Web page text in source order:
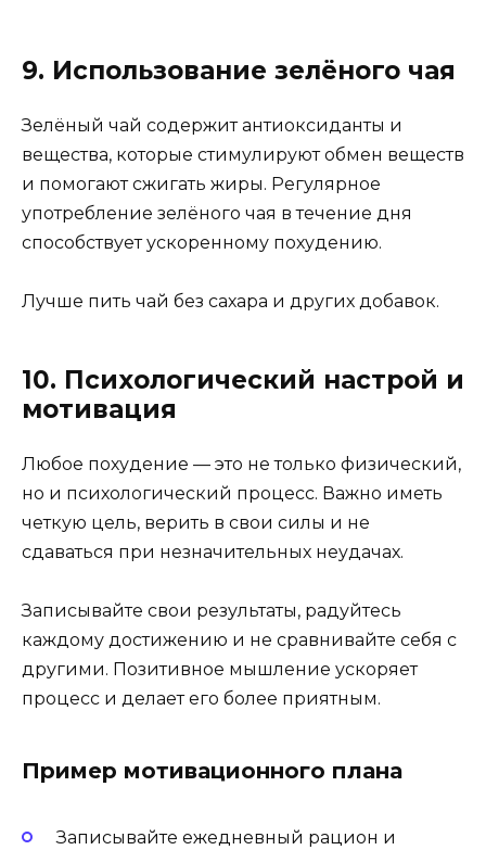
9. Использование зелёного чая
Зелёный чай содержит антиоксиданты и
вещества, которые стимулируют обмен веществ
и помогают сжигать жиры. Регулярное
употребление зелёного чая в течение дня
способствует ускоренному похудению.
Лучше пить чай без сахара и других добавок.
10. Психологический настрой и
мотивация
Любое похудение — это не только физический,
но и психологический процесс. Важно иметь
четкую цель, верить в свои силы и не
сдаваться при незначительных неудачах.
Записывайте свои результаты, радуйтесь
каждому достижению и не сравнивайте себя с
другими. Позитивное мышление ускоряет
процесс и делает его более приятным.
Пример мотивационного плана
Записывайте ежедневный рацион и